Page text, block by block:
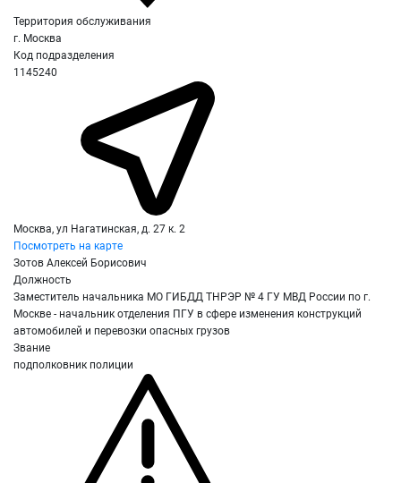
Территория обслуживания
г. Москва
Код подразделения
1145240
Москва, ул Нагатинская, д. 27 к. 2
Посмотреть на карте
Зотов Алексей Борисович
Должность
Заместитель начальника МО ГИБДД ТНРЭР № 4 ГУ МВД России по г.
Москве - начальник отделения ПГУ в сфере изменения конструкций
автомобилей и перевозки опасных грузов
Звание
подполковник полиции